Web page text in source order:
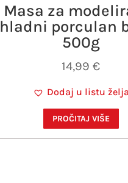
Masa za
hladni porculan
500g
14,99€
Dodaj u listu želja
PROČITAJ VIŠE